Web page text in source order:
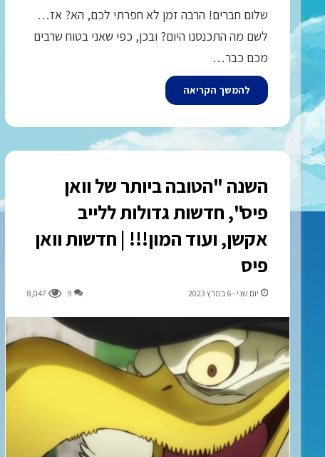
שלום חברים! הרבה זמן לא חפרתי לכם, הא? אז…
לשם מה התכנסנו היום? ובכן, כפי שאני בטוח שרבים
מכם כבר…
להמשך הקריאה
השנה "הטובה ביותר של וואן
פיס", חדשות גדולות ללייב
אקשן, ועוד המון!!! | חדשות וואן
פיס
יום שני - 6 במרץ 2023 9
8,047